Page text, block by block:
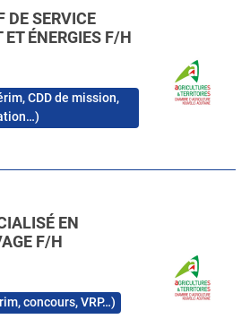
DE SERVICE
ÉNERGIES F/H
CDD de mission,
EN
F/H
concours, VRP…)